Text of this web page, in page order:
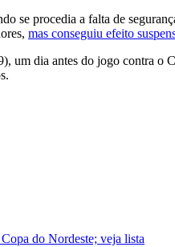
se procedia a falta de
mas conseguiu efeito
um dia antes do jogo contra
do Nordeste; veja lista